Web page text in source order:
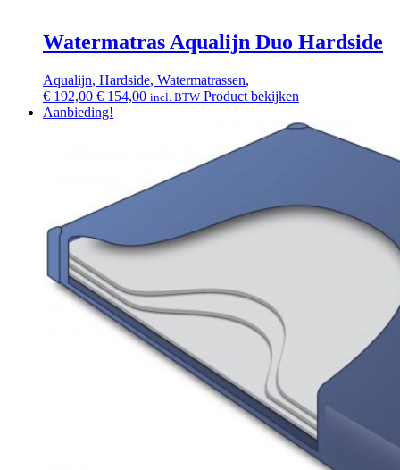
Watermatras Aqualijn Duo Hardside
Aqualijn, Hardside, Watermatrassen,
€192,00 Oorspronkelijke
prijs
€ 154,00Huidige
incl. BTW Product bekijken
Aanbieding!